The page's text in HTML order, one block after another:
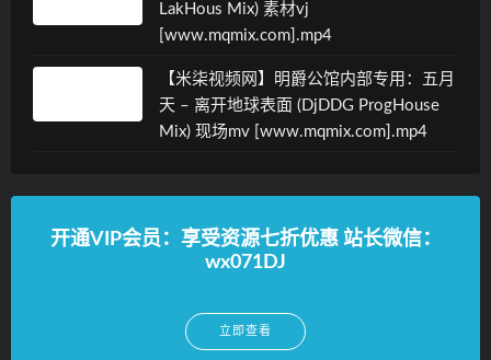
LakHous Mix) 素材vj
[www.mqmix.com].mp4
【米柒视频网】明爵公馆内部专用：五月
天 – 离开地球表面 (DjDDG ProgHouse
Mix) 现场mv [www.mqmix.com].mp4
开通VIP会员：享受资源七折优惠 站长微信：
wx071DJ
立即查看